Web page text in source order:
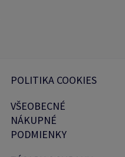
POLITIKA COOKIES
VŠEOBECNÉ
NÁKUPNÉ
PODMIENKY